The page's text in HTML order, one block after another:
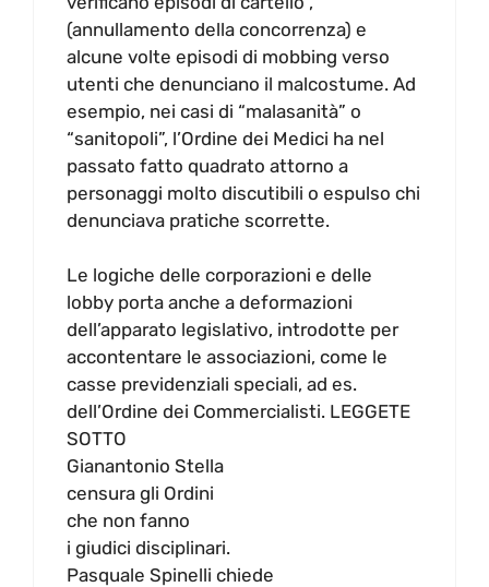
(annullamento della concorrenza) e
alcune volte episodi di mobbing verso
utenti che denunciano il malcostume. Ad
esempio, nei casi di “malasanità” o
“sanitopoli”, l’Ordine dei Medici ha nel
passato fatto quadrato attorno a
personaggi molto discutibili o espulso chi
denunciava pratiche scorrette.
Le logiche delle corporazioni e delle
lobby porta anche a deformazioni
dell’apparato legislativo, introdotte per
accontentare le associazioni, come le
casse previdenziali speciali, ad es.
dell’Ordine dei Commercialisti. LEGGETE
SOTTO
Gianantonio Stella
censura gli Ordini
che non fanno
i giudici disciplinari.
Pasquale Spinelli chiede